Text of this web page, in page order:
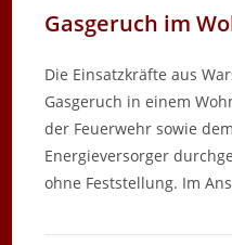
Gasgeruch im
Die Einsatzkräfte aus
Gasgeruch in einem
der Feuerwehr sowie
Energieversorger
ohne Feststellung. Im